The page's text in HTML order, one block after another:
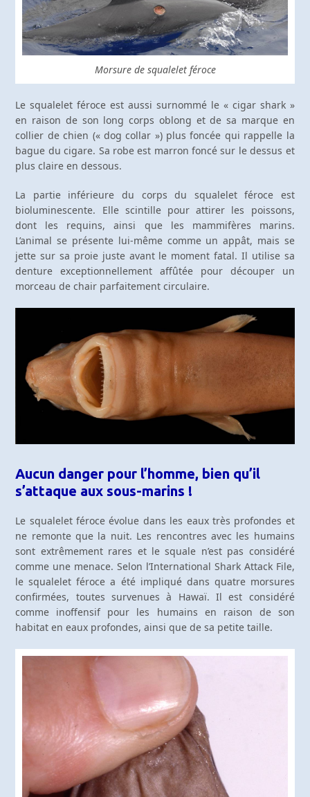
Morsure de squalelet féroce
Le squalelet féroce est aussi surnommé le « cigar shark »
en raison de son long corps oblong et de sa marque en
collier de chien (« dog collar ») plus foncée qui rappelle la
bague du cigare. Sa robe est marron foncé sur le dessus et
plus claire en dessous.
La partie inférieure du corps du squalelet féroce est
bioluminescente. Elle scintille pour attirer les poissons,
dont les requins, ainsi que les mammifères marins.
L’animal se présente lui-même comme un appât, mais se
jette sur sa proie juste avant le moment fatal. Il utilise sa
denture exceptionnellement affûtée pour découper un
morceau de chair parfaitement circulaire.
Aucun danger pour l’homme, bien qu’il
s’attaque aux sous-marins !
Le squalelet féroce évolue dans les eaux très profondes et
ne remonte que la nuit. Les rencontres avec les humains
sont extrêmement rares et le squale n’est pas considéré
comme une menace. Selon l’International Shark Attack File,
le squalelet féroce a été impliqué dans quatre morsures
confirmées, toutes survenues à Hawaï. Il est considéré
comme inoffensif pour les humains en raison de son
habitat en eaux profondes, ainsi que de sa petite taille.